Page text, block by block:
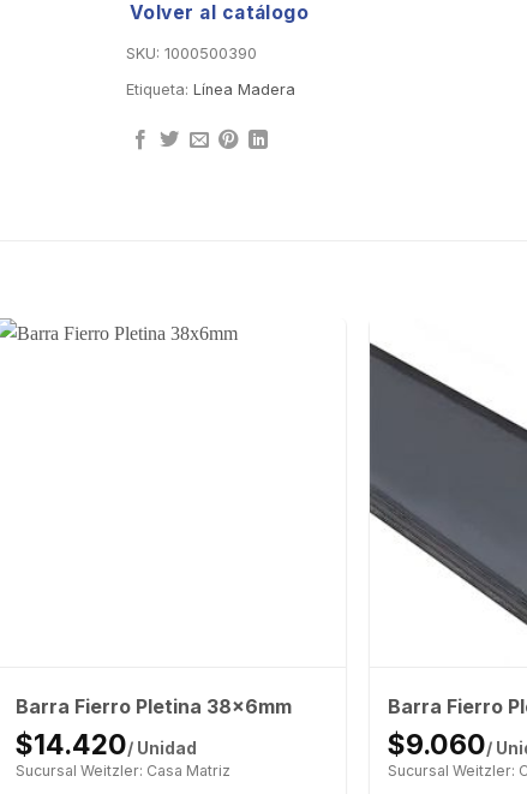
Volver al catálogo
SKU: 1000500390
Etiqueta: Línea Madera
Barra Fierro Pletina 38x6mm
$14.420/ Unidad
Sucursal Weitzler: Casa Matriz
Barra Fierro
$9.060/
Sucursal Weitzler: